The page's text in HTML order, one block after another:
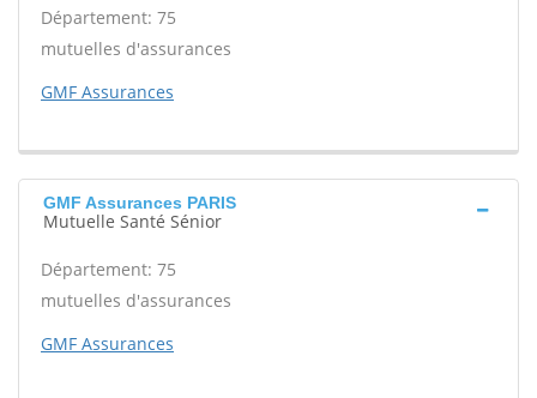
Département: 75
mutuelles d'assurances
GMF Assurances
GMF Assurances PARIS
Mutuelle Santé Sénior
Département: 75
mutuelles d'assurances
GMF Assurances